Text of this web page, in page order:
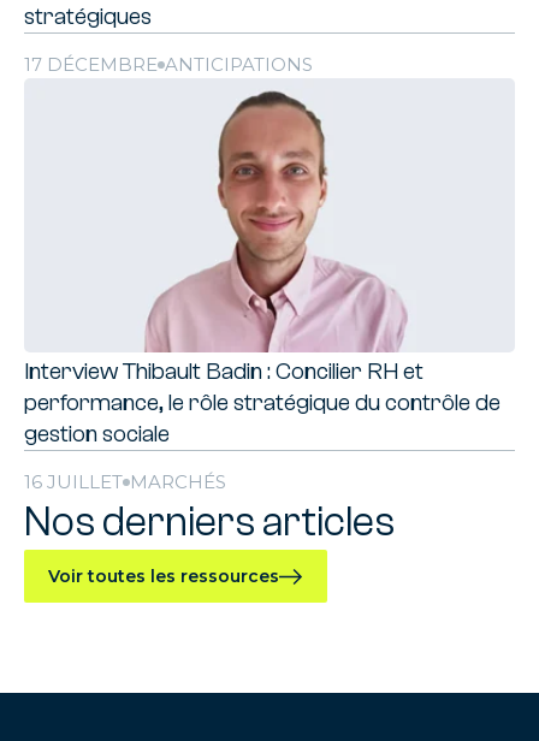
stratégiques
17 DÉCEMBRE ANTICIPATIONS
Interview Thibault Badin : Concilier RH et
performance, le rôle stratégique du contrôle de
gestion sociale
16 JUILLET MARCHÉS
Nos derniers articles
Voir toutes les ressources